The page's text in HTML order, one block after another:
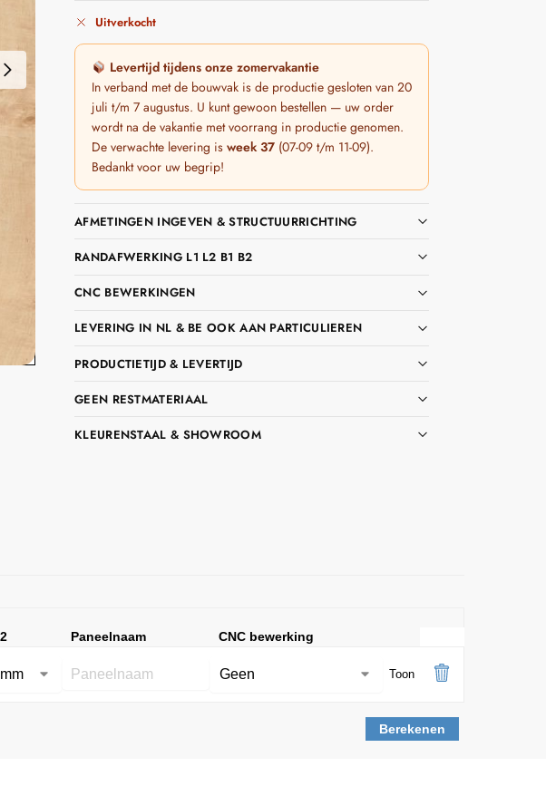
Uitverkocht
Levertijd tijdens onze zomervakantie
In verband met de bouwvak is de productie gesloten van 20
juli t/m 7 augustus. U kunt gewoon bestellen — uw order
wordt na de vakantie met voorrang in productie genomen.
De verwachte levering isweek 37 (07-09 t/m 11-09).
Bedankt voor uw begrip!
AFMETINGEN INGEVEN & STRUCTUURRICHTING
RANDAFWERKING L1 L2 B1 B2
CNC BEWERKINGEN
LEVERING IN NL & BE OOK AAN PARTICULIEREN
PRODUCTIETIJD & LEVERTIJD
GEEN RESTMATERIAAL
KLEURENSTAAL & SHOWROOM
Paneelnaam CNC bewerking
Toon
Berekenen